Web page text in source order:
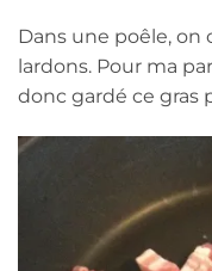
Dans une poêle, on
lardons. Pour ma
donc gardé ce gras